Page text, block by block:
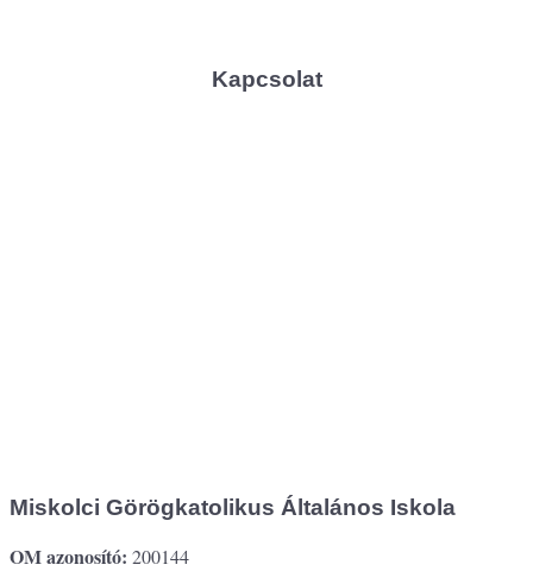
Kapcsolat
Miskolci Görögkatolikus Általános Iskola
OM azonosító: 200144